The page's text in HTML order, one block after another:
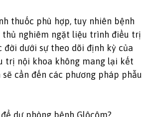
thuốc phù hợp, tuy nhiên bệnh
thủ nghiêm ngặt liệu trình điều trị
đời dưới sự theo dõi định kỳ của
trị nội khoa không mang lại kết
sẽ cần đến các phương pháp phẫu
dự phòng bệnh Glôcôm?